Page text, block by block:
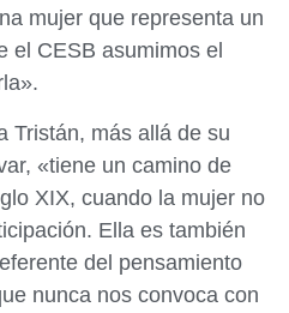
mujer que representa un
el CESB asumimos el
Tristán, más allá de su
«tiene un camino de
XIX, cuando la mujer no
Ella es también
del pensamiento
nunca nos convoca con